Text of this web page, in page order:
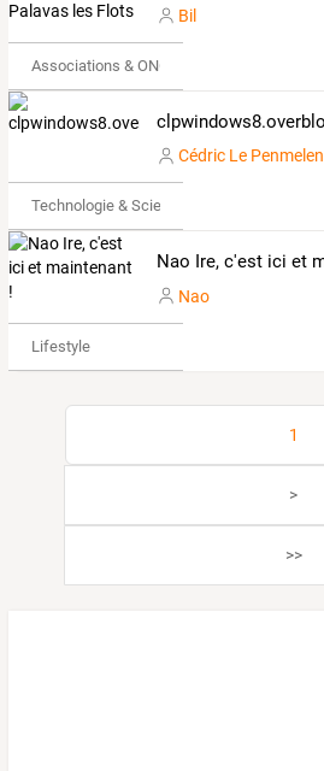
Bil
Associations & ONG
Cédric Le Penmelen
Technologie & Science
Nao
Lifestyle
1
>
>>